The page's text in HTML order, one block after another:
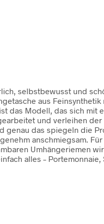
selbstbewusst und
aus
das Modell, das sich mit
und verleihen
das spiegeln die
anschmiegsam.
Umhängeriemen
alles –